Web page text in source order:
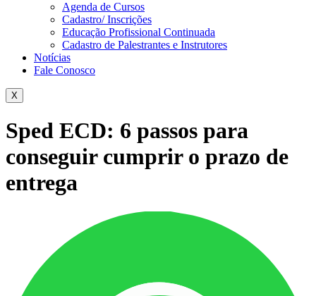
Agenda de Cursos
Cadastro/ Inscrições
Educação Profissional Continuada
Cadastro de Palestrantes e Instrutores
Notícias
Fale Conosco
X
Sped ECD: 6 passos para
conseguir cumprir o prazo de
entrega